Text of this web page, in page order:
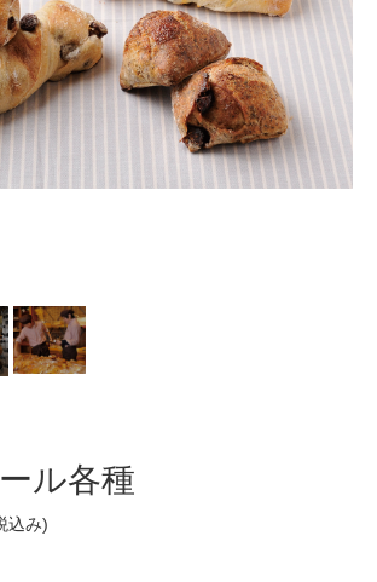
ル各種
込み)